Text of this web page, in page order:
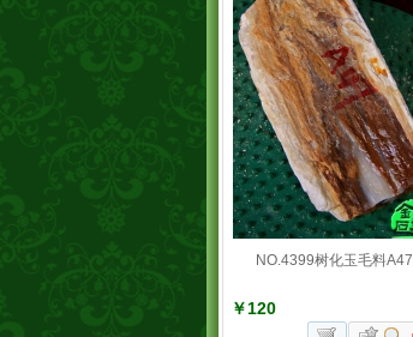
NO.4399树化玉毛料A47
￥120